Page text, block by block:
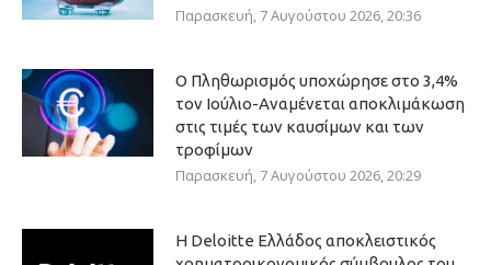
Παρασκευή, 7 Αυγούστου 2026, 20:36
Ο Πληθωρισμός υποχώρησε στο 3,4%
τον Ιούλιο-Αναμένεται αποκλιμάκωση
στις τιμές των καυσίμων και των
τροφίμων
Παρασκευή, 7 Αυγούστου 2026, 20:29
Η Deloitte Ελλάδος αποκλειστικός